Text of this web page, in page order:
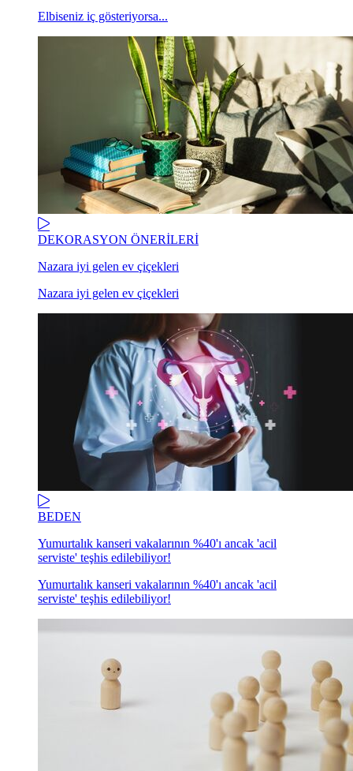
Elbiseniz iç gösteriyorsa...
DEKORASYON ÖNERİLERİ
Nazara iyi gelen ev çiçekleri
Nazara iyi gelen ev çiçekleri
BEDEN
Yumurtalık kanseri vakalarının %40'ı ancak 'acil
serviste' teşhis edilebiliyor!
Yumurtalık kanseri vakalarının %40'ı ancak 'acil
serviste' teşhis edilebiliyor!